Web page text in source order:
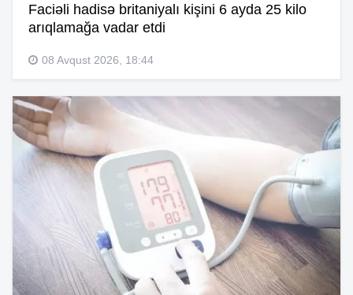
Faciəli hadisə britaniyalı kişini 6 ayda 25 kilo
arıqlamağa vadar etdi
08 Avqust 2026, 18:44